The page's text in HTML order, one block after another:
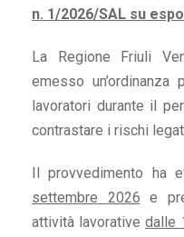
n. 1/2026/SAL su
La Regione Friuli
emesso
lavoratori durante il
contrastare i rischi
Il provvedimento ha
settembre 2026 e
attività lavorativedalle